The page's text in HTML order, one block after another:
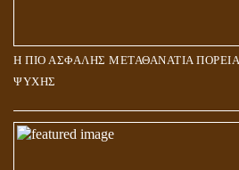
Η ΠΙΟ ΑΣΦΑΛΗΣ ΜΕΤΑΘΑΝΑΤΙΑ
ΨΥΧΗΣ